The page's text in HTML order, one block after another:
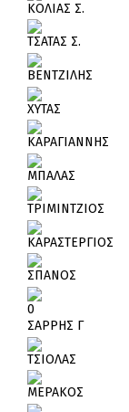
ΚΟΛΙΑΣ Σ.
ΤΣΑΤΑΣ Σ.
ΒΕΝΤΖΙΛΗΣ
ΧΥΤΑΣ
ΚΑΡΑΓΙΑΝΝΗΣ
ΜΠΑΛΑΣ
ΤΡΙΜΙΝΤΖΙΟΣ
ΚΑΡΑΣΤΕΡΓΙΟΣ
ΣΠΑΝΟΣ
0
ΣΑΡΡΗΣ Γ
ΤΣΙΟΛΑΣ
ΜΕΡΑΚΟΣ